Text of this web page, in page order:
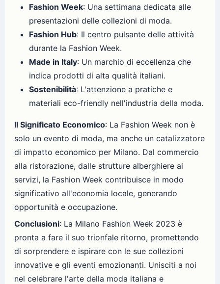
Fashion Week: Una settimana dedicata alle
presentazioni delle collezioni di moda.
Fashion Hub: Il centro pulsante delle attività
durante la Fashion Week.
Made in Italy: Un marchio di eccellenza che
indica prodotti di alta qualità italiani.
Sostenibilità: L'attenzione a pratiche e
materiali eco-friendly nell'industria della moda.
Il Significato Economico: La Fashion Week non è
solo un evento di moda, ma anche un catalizzatore
di impatto economico per Milano. Dal commercio
alla ristorazione, dalle strutture alberghiere ai
servizi, la Fashion Week contribuisce in modo
significativo all'economia locale, generando
opportunità e occupazione.
Conclusioni: La Milano Fashion Week 2023 è
pronta a fare il suo trionfale ritorno, promettendo
di sorprendere e ispirare con le sue collezioni
innovative e gli eventi emozionanti. Unisciti a noi
nel celebrare l'arte della moda italiana e